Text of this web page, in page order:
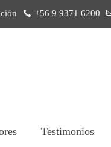
+56 9 9371 6200
Testimonios